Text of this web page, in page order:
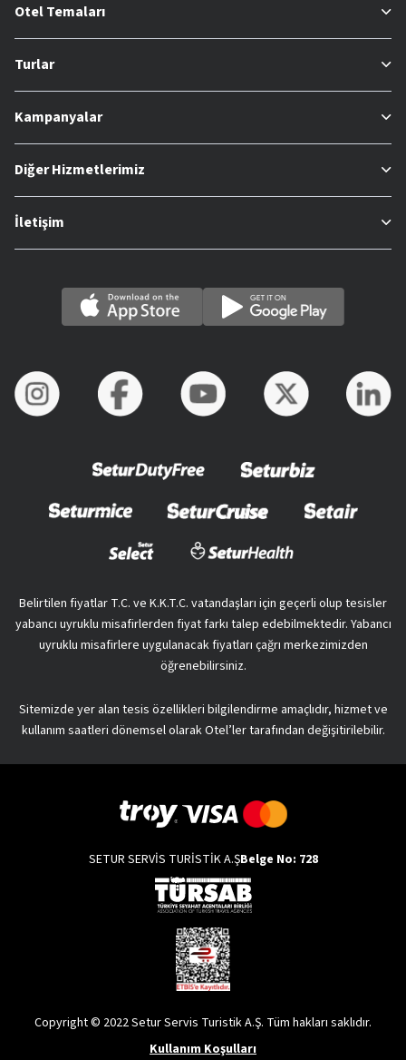
Otel Temaları
Turlar
Kampanyalar
Diğer Hizmetlerimiz
İletişim
Belirtilen fiyatlar T.C. ve K.K.T.C. vatandaşları için geçerli olup tesisler
yabancı uyruklu misafirlerden fiyat farkı talep edebilmektedir. Yabancı
uyruklu misafirlere uygulanacak fiyatları çağrı merkezimizden
öğrenebilirsiniz.
Sitemizde yer alan tesis özellikleri bilgilendirme amaçlıdır, hizmet ve
kullanım saatleri dönemsel olarak Otel’ler tarafından değişitirilebilir.
SETUR SERVİS TURİSTİK A.ŞBelge No: 728
Copyright © 2022 Setur Servis Turistik A.Ş. Tüm hakları saklıdır.
Kullanım Koşulları